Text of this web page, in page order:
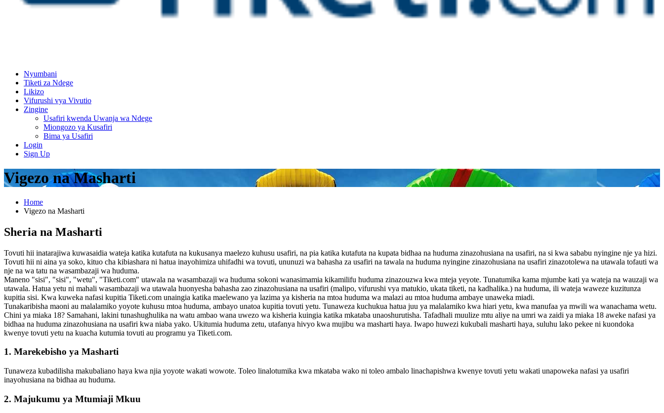
Nyumbani
Tiketi za Ndege
Likizo
Vifurushi vya Vivutio
Zingine
Usafiri kwenda Uwanja wa Ndege
Miongozo ya Kusafiri
Bima ya Usafiri
Login
Sign Up
Vigezo na Masharti
Home
Vigezo na Masharti
Sheria na Masharti
Tovuti hii inatarajiwa kuwasaidia wateja katika kutafuta na kukusanya maelezo kuhusu usafiri, na pia katika kutafuta na kupata bidhaa na huduma zinazohusiana na usafiri, na si kwa sababu nyingine nje ya hizi.
Tovuti hii ni aina ya soko, kituo cha kibiashara ni hatua inayohimiza uhifadhi wa tovuti, ununuzi wa bahasha za usafiri na tawala na huduma nyingine zinazohusiana na usafiri zinazotolewa na utawala tofauti wa
nje na wa tatu na wasambazaji wa huduma.
Maneno "sisi", "sisi", "wetu", "Tiketi.com" utawala na wasambazaji wa huduma sokoni wanasimamia kikamilifu huduma zinazouzwa kwa mteja yeyote. Tunatumika kama mjumbe kati ya wateja na wauzaji wa
utawala. Hatua yetu ni mahali wasambazaji wa utawala huonyesha bahasha zao zinazohusiana na usafiri (malipo, vifurushi vya matukio, ukata tiketi, na kadhalika.) na huduma, ili wateja waweze kuzitunza
kupitia sisi. Kwa kuweka nafasi kupitia Tiketi.com unaingia katika maelewano ya lazima ya kisheria na mtoa huduma wa malazi au mtoa huduma ambaye unaweka miadi.
Tunakaribisha maoni au malalamiko yoyote kuhusu mtoa huduma, ambayo unatoa kupitia tovuti yetu. Tunaweza kuchukua hatua juu ya malalamiko kwa hiari yetu, kwa manufaa ya mwili wa wanachama wetu.
Chini ya miaka 18? Samahani, lakini tunashughulika na watu ambao wana uwezo wa kisheria kuingia katika mkataba unaoshurutisha. Tafadhali muulize mtu aliye na umri wa zaidi ya miaka 18 aweke nafasi ya
bidhaa na huduma zinazohusiana na usafiri kwa niaba yako. Ukitumia huduma zetu, utafanya hivyo kwa mujibu wa masharti haya. Iwapo huwezi kukubali masharti haya, suluhu lako pekee ni kuondoka
kwenye tovuti yetu na kuacha kutumia tovuti au programu ya Tiketi.com.
1. Marekebisho ya Masharti
Tunaweza kubadilisha makubaliano haya kwa njia yoyote wakati wowote. Toleo linalotumika kwa mkataba wako ni toleo ambalo linachapishwa kwenye tovuti yetu wakati unapoweka nafasi ya usafiri
inayohusiana na bidhaa au huduma.
2. Majukumu ya Mtumiaji Mkuu